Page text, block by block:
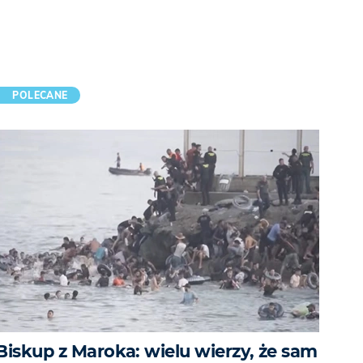
POLECANE
z Maroka: wielu wierzy, że sam